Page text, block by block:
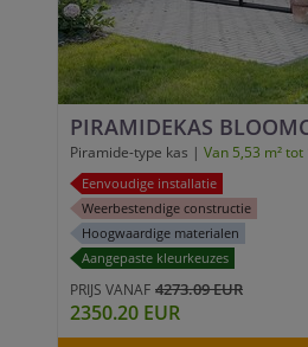
PIRAMIDEKAS
Piramide-type kas | Van 5,53 m² tot
Eenvoudige installatie
Weerbestendige constructie
Hoogwaardige materialen
Aangepaste kleurkeuzes
PRIJS VANAF 4273.09 EUR
2350.20 EUR